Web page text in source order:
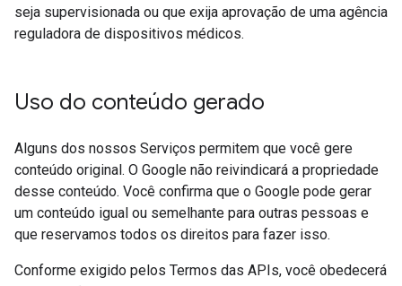
seja supervisionada ou que exija aprovação de uma agência
reguladora de dispositivos médicos.
Uso do conteúdo gerado
Alguns dos nossos Serviços permitem que você gere
conteúdo original. O Google não reivindicará a propriedade
desse conteúdo. Você confirma que o Google pode gerar
um conteúdo igual ou semelhante para outras pessoas e
que reservamos todos os direitos para fazer isso.
Conforme exigido pelos Termos das APIs, você obedecerá